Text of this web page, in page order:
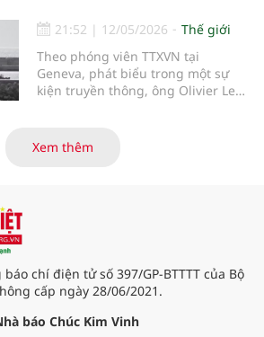
Automation và Cytiva vừa công bố
nền tảng Figurate SCADA, một hệ
thống giám sát và thu thập dữ liệu
được thiết kế để tăng tốc quá trình
chuyển đổi số trong sản xuất dược
21:52 | 12/05/2026
Thế giới
Theo phóng viên TTXVN tại
Geneva, phát biểu trong một sự
kiện truyền thông, ông Olivier Le
phục vụ ứng phó của Tổ chức Y tế
thế giới (WHO) - ngày 11/5 đã cung
Xem thêm
chí điện tử số 397/GP-BTTTT của Bộ
cấp ngày 28/06/2021.
báo Chúc Kim Vinh